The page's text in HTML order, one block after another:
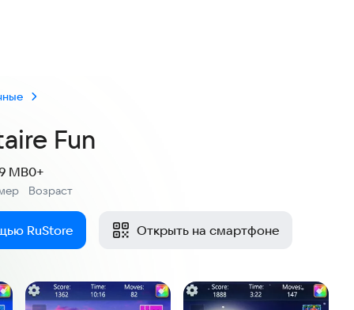
Fun
MB
Возраст
0+
RuStore Открыть на смартфоне